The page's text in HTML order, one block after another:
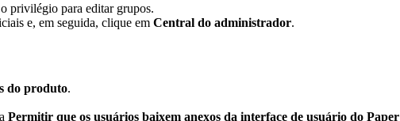
privilégio para editar grupos.
e, em seguida, clique em Central do administrador.
do produto.
Permitir que os usuários baixem anexos da interface de usuário do Paper